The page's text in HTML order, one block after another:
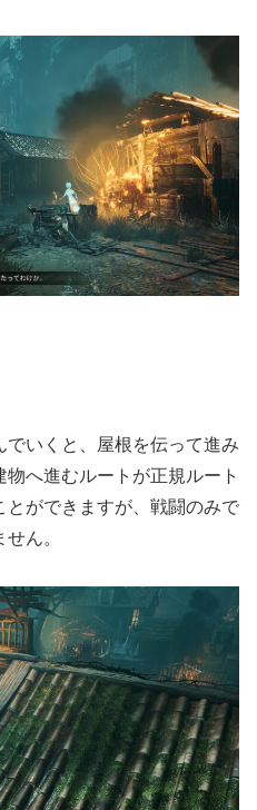
いくと、屋根を伝って進み
へ進むルートが正規ルート
とができますが、戦闘のみで
ん。